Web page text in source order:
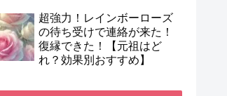
超強力！レインボーローズ
の待ち受けで連絡が来た！
復縁できた！【元祖はど
れ？効果別おすすめ】